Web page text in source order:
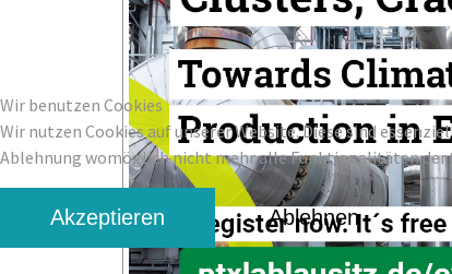
Wir benutzen Cookies
Wir nutzen Cookies auf unserer Website. Diese sind
Ablehnung womöglich nicht mehr alle Funktionalitäten der
Akzeptieren Ablehnen